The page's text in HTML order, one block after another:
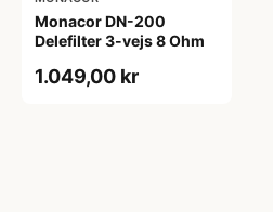
Monacor DN-200
Delefilter 3-vejs 8 Ohm
1.049,00 kr